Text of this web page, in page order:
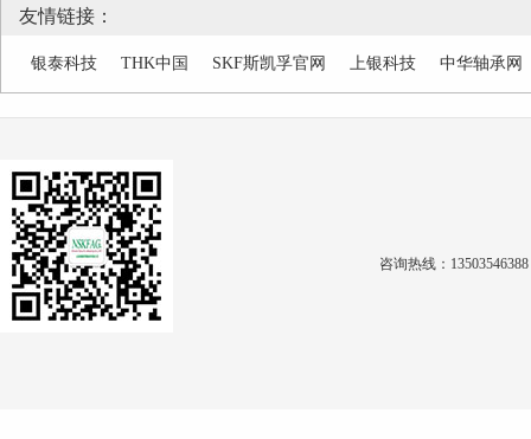
友情链接：
银泰科技 THK中国 SKF斯凯孚官网 上银科技 中华轴承网
咨询热线：